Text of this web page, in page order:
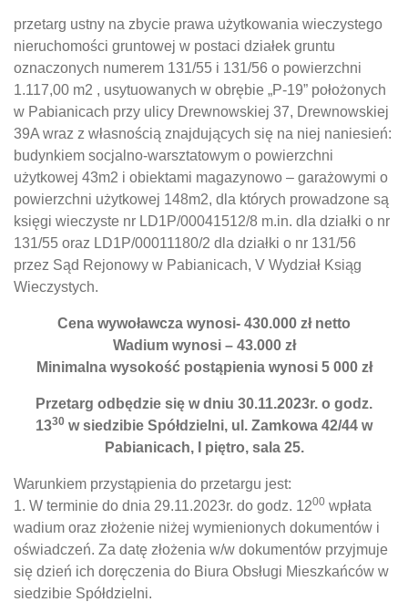
przetarg ustny na zbycie prawa użytkowania wieczystego
nieruchomości gruntowej w postaci działek gruntu
oznaczonych numerem 131/55 i 131/56 o powierzchni
1.117,00 m2 , usytuowanych w obrębie „P-19” położonych
w Pabianicach przy ulicy Drewnowskiej 37, Drewnowskiej
39A wraz z własnością znajdujących się na niej naniesień:
budynkiem socjalno-warsztatowym o powierzchni
użytkowej 43m2 i obiektami magazynowo – garażowymi o
powierzchni użytkowej 148m2, dla których prowadzone są
księgi wieczyste nr LD1P/00041512/8 m.in. dla działki o nr
131/55 oraz LD1P/00011180/2 dla działki o nr 131/56
przez Sąd Rejonowy w Pabianicach, V Wydział Ksiąg
Wieczystych.
Cena wywoławcza wynosi- 430.000 zł netto
Wadium wynosi – 43.000 zł
Minimalna wysokość postąpienia wynosi 5 000 zł
Przetarg odbędzie się w dniu 30.11.2023r. o godz.
1330 w siedzibie Spółdzielni, ul. Zamkowa 42/44 w
Pabianicach, I piętro, sala 25.
Warunkiem przystąpienia do przetargu jest:
1. W terminie do dnia 29.11.2023r. do godz. 1200 wpłata
wadium oraz złożenie niżej wymienionych dokumentów i
oświadczeń. Za datę złożenia w/w dokumentów przyjmuje
się dzień ich doręczenia do Biura Obsługi Mieszkańców w
siedzibie Spółdzielni.